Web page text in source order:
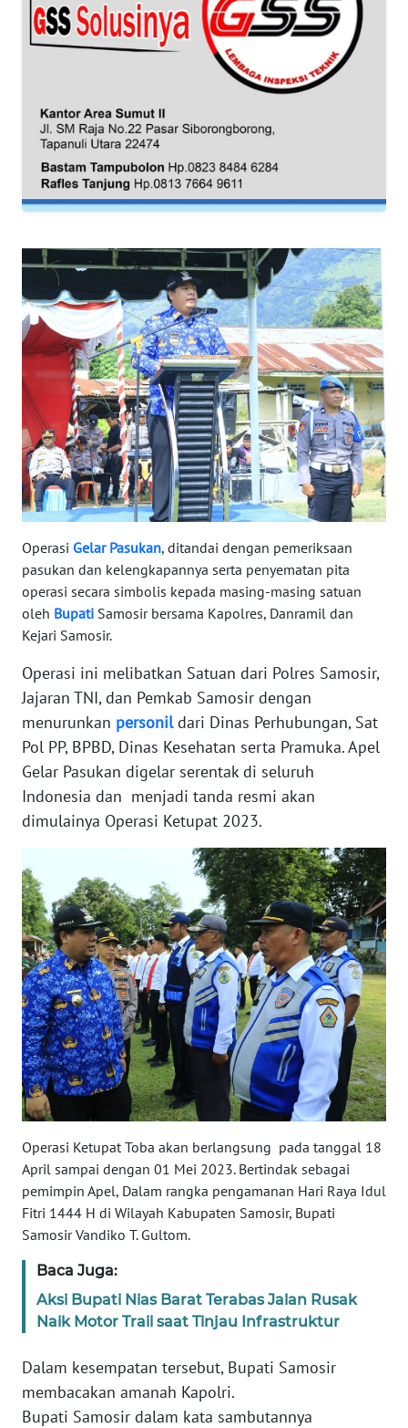
Operasi Gelar Pasukan, ditandai dengan pemeriksaan
pasukan dan kelengkapannya serta penyematan pita
operasi secara simbolis kepada masing-masing satuan
oleh Bupati Samosir bersama Kapolres, Danramil dan
Kejari Samosir.
Operasi ini melibatkan Satuan dari Polres Samosir,
Jajaran TNI, dan Pemkab Samosir dengan
menurunkan personildari Dinas Perhubungan, Sat
Pol PP, BPBD, Dinas Kesehatan serta Pramuka. Apel
Gelar Pasukan digelar serentak di seluruh
Indonesia dan menjadi tanda resmi akan
dimulainya Operasi Ketupat 2023.
Operasi Ketupat Toba akan berlangsung pada tanggal 18
April sampai dengan 01 Mei 2023. Bertindak sebagai
pemimpin Apel, Dalam rangka pengamanan Hari Raya Idul
Fitri 1444 H di Wilayah Kabupaten Samosir, Bupati
Samosir Vandiko T. Gultom.
Baca Juga:
Aksi Bupati Nias Barat Terabas Jalan Rusak
Naik Motor Trail saat Tinjau Infrastruktur
Dalam kesempatan tersebut, Bupati Samosir
membacakan amanah Kapolri.
Bupati Samosir dalam kata sambutannya
PAPUA
WN
WN
RIAU
WN
WN
JAMBI
WN
SULTRA
WN
NTB
WN
SULTENG
WN
SULBAR
WN
BABEL
WN
SUMBAR
WN
SUMSEL
WN
BENGKULU
LAMPUNG
WN
JATENG
WN
NUSANTARA
WN
JOGJA
WN
JATIM
WN
BALI
KALBAR
KALTENG
WN